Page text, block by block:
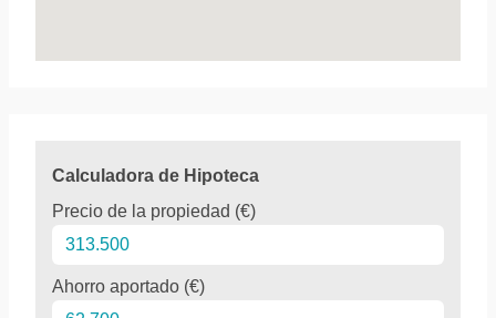
Calculadora de Hipoteca
Precio de la propiedad (€)
Ahorro aportado (€)